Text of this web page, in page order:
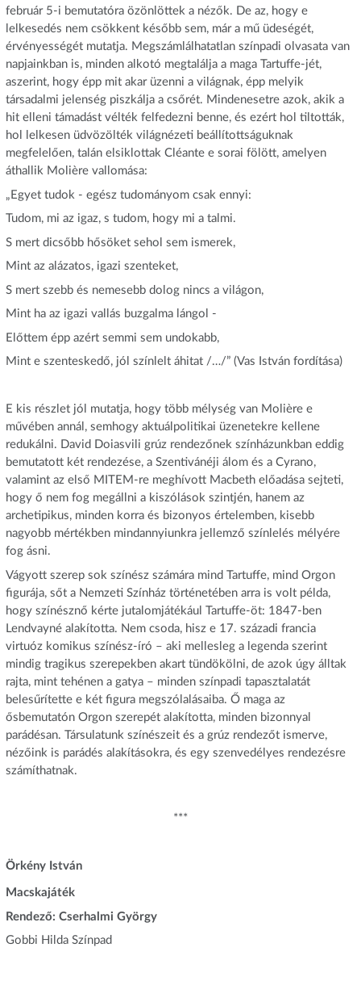
február 5-i bemutatóra özönlöttek a nézők. De az, hogy e
lelkesedés nem csökkent később sem, már a mű üdeségét,
érvényességét mutatja. Megszámlálhatatlan színpadi olvasata van
napjainkban is, minden alkotó megtalálja a maga Tartuffe-jét,
aszerint, hogy épp mit akar üzenni a világnak, épp melyik
társadalmi jelenség piszkálja a csőrét. Mindenesetre azok, akik a
hit elleni támadást vélték felfedezni benne, és ezért hol tiltották,
hol lelkesen üdvözölték világnézeti beállítottságuknak
megfelelően, talán elsiklottak Cléante e sorai fölött, amelyen
áthallik Molière vallomása:
„Egyet tudok - egész tudományom csak ennyi:
Tudom, mi az igaz, s tudom, hogy mi a talmi.
S mert dicsőbb hősöket sehol sem ismerek,
Mint az alázatos, igazi szenteket,
S mert szebb és nemesebb dolog nincs a világon,
Mint ha az igazi vallás buzgalma lángol -
Előttem épp azért semmi sem undokabb,
Mint e szenteskedő, jól színlelt áhitat /…/” (Vas István fordítása)
E kis részlet jól mutatja, hogy több mélység van Molière e
művében annál, semhogy aktuálpolitikai üzenetekre kellene
redukálni. David Doiasvili grúz rendezőnek színházunkban eddig
bemutatott két rendezése, a Szentivánéji álom és a Cyrano,
valamint az első MITEM-re meghívott Macbeth előadása sejteti,
hogy ő nem fog megállni a kiszólások szintjén, hanem az
archetipikus, minden korra és bizonyos értelemben, kisebb
nagyobb mértékben mindannyiunkra jellemző színlelés mélyére
fog ásni.
Vágyott szerep sok színész számára mind Tartuffe, mind Orgon
figurája, sőt a Nemzeti Színház történetében arra is volt példa,
hogy színésznő kérte jutalomjátékául Tartuffe-öt: 1847-ben
Lendvayné alakította. Nem csoda, hisz e 17. századi francia
virtuóz komikus színész-író – aki mellesleg a legenda szerint
mindig tragikus szerepekben akart tündökölni, de azok úgy álltak
rajta, mint tehénen a gatya – minden színpadi tapasztalatát
belesűrítette e két figura megszólalásaiba. Ő maga az
ősbemutatón Orgon szerepét alakította, minden bizonnyal
parádésan. Társulatunk színészeit és a grúz rendezőt ismerve,
nézőink is parádés alakításokra, és egy szenvedélyes rendezésre
számíthatnak.
***
Örkény István
Macskajáték
Rendező: Cserhalmi György
Gobbi Hilda Színpad